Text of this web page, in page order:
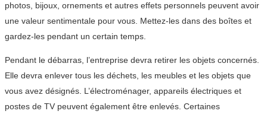
photos, bijoux, ornements et autres effets personnels peuvent avoir
une valeur sentimentale pour vous. Mettez-les dans des boîtes et
gardez-les pendant un certain temps.
Pendant le débarras, l’entreprise devra retirer les objets concernés.
Elle devra enlever tous les déchets, les meubles et les objets que
vous avez désignés. L’électroménager, appareils électriques et
postes de TV peuvent également être enlevés. Certaines